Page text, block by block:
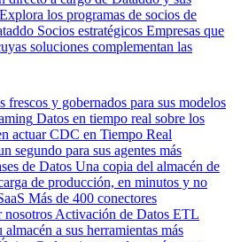
Explora los programas de socios de
Socios estratégicos Empresas que
soluciones complementan las
frescos y gobernados para sus modelos
Datos en tiempo real sobre los
actuar CDC en Tiempo Real
segundo para sus agentes más
de Datos Una copia del almacén de
de producción, en minutos y no
Más de 400 conectores
nosotros Activación de Datos ETL
a sus herramientas más